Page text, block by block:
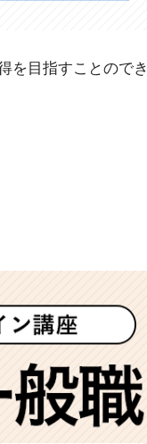
を目指すことのでき